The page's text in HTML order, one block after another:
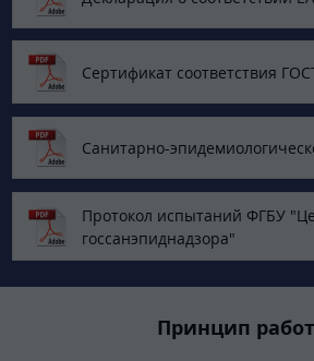
Сертификат соответствия
Санитарно-
Протокол испытаний ФГБУ
госсанэпиднадзора"
Принцип